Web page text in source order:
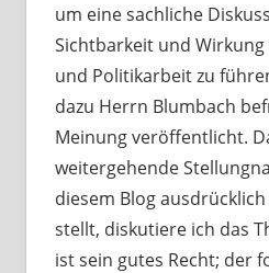
um eine sachliche
Sichtbarkeit und
und Politikarbeit zu
dazu Herrn Blumbach
Meinung veröffentlicht.
weitergehende
diesem Blog
stellt, diskutiere ich das
ist sein gutes Recht; der